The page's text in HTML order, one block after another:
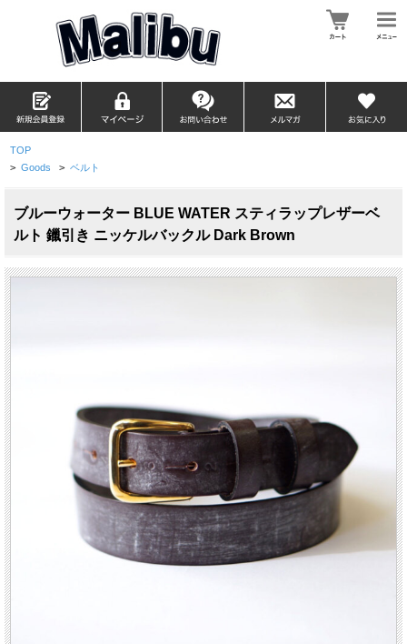
TOP
> Goods > ベルト
ブルーウォーター BLUE WATER スティラップレザーベ
ルト 鑞引き ニッケルバックル Dark Brown